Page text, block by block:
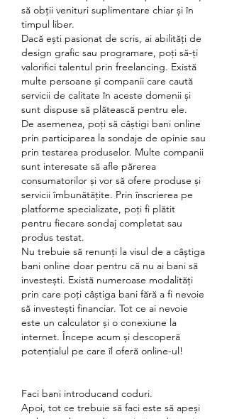
să obții venituri suplimentare chiar și în
timpul liber.
Dacă ești pasionat de scris, ai abilități de
design grafic sau programare, poți să-ți
valorifici talentul prin freelancing. Există
multe persoane și companii care caută
servicii de calitate în aceste domenii și
sunt dispuse să plătească pentru ele.
De asemenea, poți să câștigi bani online
prin participarea la sondaje de opinie sau
prin testarea produselor. Multe companii
sunt interesate să afle părerea
consumatorilor și vor să ofere produse și
servicii îmbunătățite. Prin înscrierea pe
platforme specializate, poți fi plătit
pentru fiecare sondaj completat sau
produs testat.
Nu trebuie să renunți la visul de a câștiga
bani online doar pentru că nu ai bani să
investești. Există numeroase modalități
prin care poți câștiga bani fără a fi nevoie
să investești financiar. Tot ce ai nevoie
este un calculator și o conexiune la
internet. Începe acum și descoperă
potențialul pe care îl oferă online-ul!
Faci bani introducand coduri.
Apoi, tot ce trebuie să faci este să apeși